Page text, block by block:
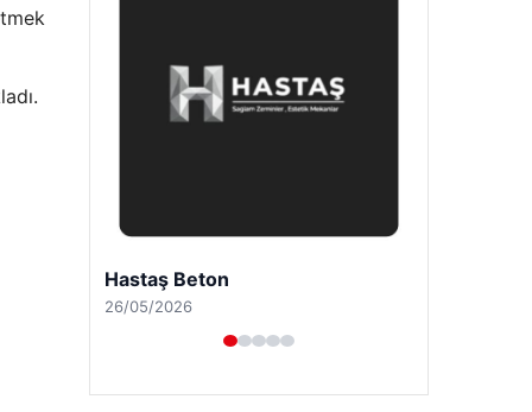
Prenses Night Club
29/04/2026